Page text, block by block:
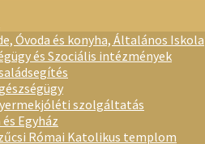
Óvoda és konyha, Általános Iskola
és Szociális intézmények
szolgáltatás
Egyház
Római Katolikus templom